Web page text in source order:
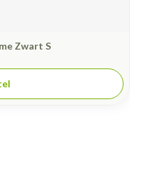
Zwart S